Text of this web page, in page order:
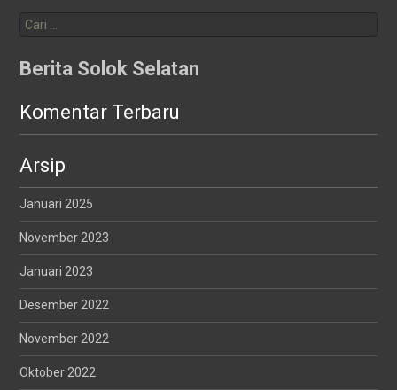
untuk:
Berita Solok Selatan
Komentar Terbaru
Arsip
Januari 2025
November 2023
Januari 2023
Desember 2022
November 2022
Oktober 2022